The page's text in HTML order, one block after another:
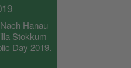
Hanau
Stokkum
Day 2019.